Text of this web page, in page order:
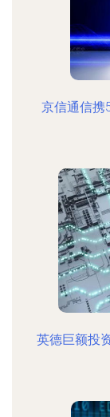
京信通信携
英德巨额投